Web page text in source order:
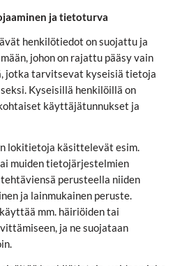
ja tietoturva
henkilötiedot on suojattu ja
johon on rajattu pääsy vain
jotka tarvitsevat kyseisiä tietoja
Kyseisillä henkilöillä on
käyttäjätunnukset ja
lokitietoja käsittelevät esim.
muiden tietojärjestelmien
perusteella niiden
ja lainmukainen peruste.
mm. häiriöiden tai
ja ne suojataan